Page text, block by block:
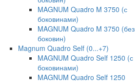
MAGNUM Quadro M 3750 (с
боковинами)
MAGNUM Quadro M 3750 (без
боковин)
Magnum Quadro Self (0...+7)
MAGNUM Quadro Self 1250 (с
боковинами)
MAGNUM Quadro Self 1250